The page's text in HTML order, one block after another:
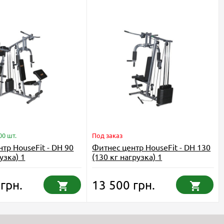
шт.
HouseFit - DH 90
1
Под заказ
Фитнес центр HouseFit - DH 130
(130 кг нагрузка) 1
13 500 грн.